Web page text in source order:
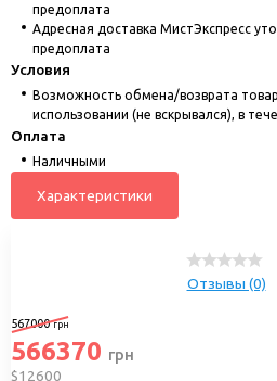
предоплата
Адресная доставка МистЭкспресс
предоплата
Условия
Возможность обмена/возврата
использовании (не вскрывался), в
Оплата
Наличными
Характеристики
Отзывы (0)
567000грн
566370 грн
$12600